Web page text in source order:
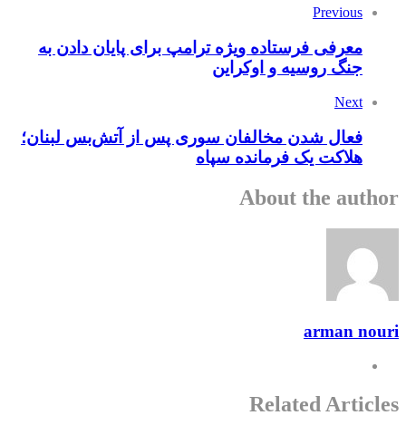
Previous
معرفی فرستاده ویژه ترامپ برای پایان دادن به
جنگ روسیه و اوکراین
Next
فعال شدن مخالفان سوری پس از آتش‌بس لبنان؛
هلاکت یک فرمانده سپاه
About the author
arman nouri
Related Articles